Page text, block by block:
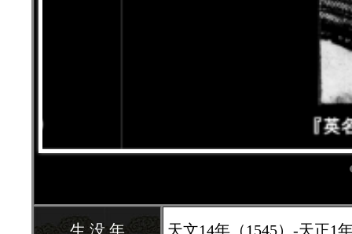
生 没 年 天文14年（1545）-天正1